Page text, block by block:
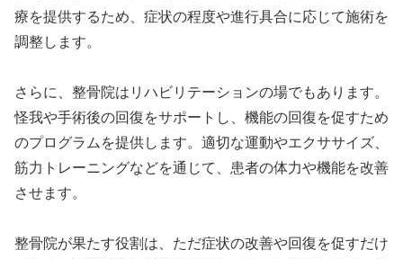
療を提供するため、症状の程度や進行具合に応じて施術を
調整します。
さらに、整骨院はリハビリテーションの場でもあります。
怪我や手術後の回復をサポートし、機能の回復を促すため
のプログラムを提供します。適切な運動やエクササイズ、
筋力トレーニングなどを通じて、患者の体力や機能を改善
させます。
整骨院が果たす役割は、ただ症状の改善や回復を促すだけ